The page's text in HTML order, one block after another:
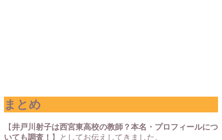
まとめ
【井戸川射子は西宮東高校の教師？本名・プロフィールにつ
いても調査！ 】としてお伝えしてきました。